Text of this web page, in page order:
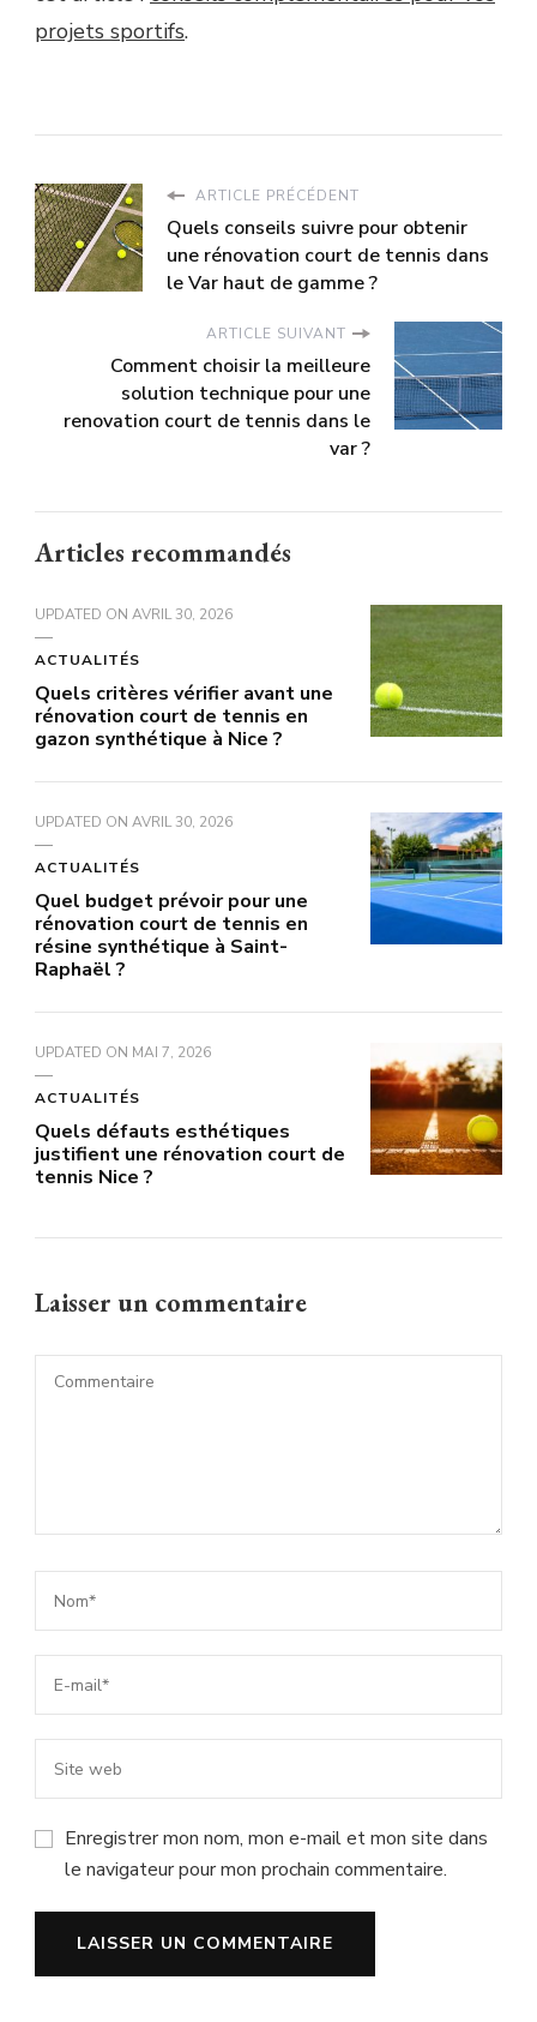
projets sportifs.
ARTICLE PRÉCÉDENT
Quels conseils suivre pour obtenir
une rénovation court de tennis dans
le Var haut de gamme ?
ARTICLE SUIVANT
Comment choisir la meilleure
solution technique pour une
renovation court de tennis dans le
var ?
Articles recommandés
UPDATED ON AVRIL 30, 2026
ACTUALITÉS
Quels critères vérifier avant une
rénovation court de tennis en
gazon synthétique à Nice ?
UPDATED ON AVRIL 30, 2026
ACTUALITÉS
Quel budget prévoir pour une
rénovation court de tennis en
résine synthétique à Saint-
Raphaël ?
UPDATED ON MAI 7, 2026
ACTUALITÉS
Quels défauts esthétiques
justifient une rénovation court de
tennis Nice ?
Laisser un commentaire
Enregistrer mon nom, mon e-mail et mon site dans
le navigateur pour mon prochain commentaire.